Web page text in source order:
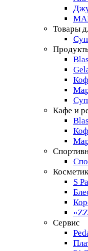
Товары
Кафе и
S
Сервис